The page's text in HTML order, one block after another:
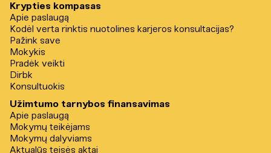
Krypties kompasas
Apie paslaugą
Kodėl verta rinktis nuotolines karjeros konsultacijas?
Pažink save
Mokykis
Pradėk veikti
Dirbk
Konsultuokis
Užimtumo tarnybos finansavimas
Apie paslaugą
Mokymų teikėjams
Mokymų dalyviams
Aktualūs teisės aktai